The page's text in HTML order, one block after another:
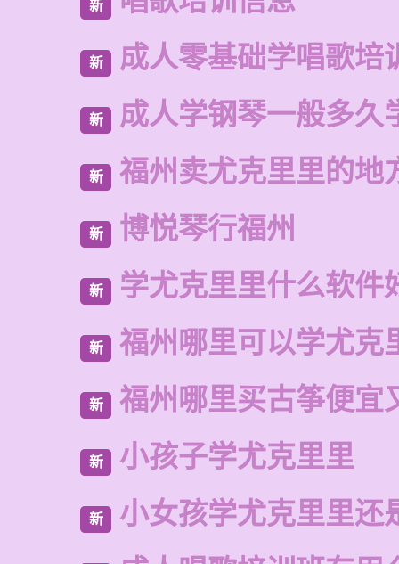
新
新 成人零基础学唱歌培
新 成人学钢琴一般多久
新 福州卖尤克里里的地
新 博悦琴行福州
新 学尤克里里什么软件
新 福州哪里可以学尤克
新 福州哪里买古筝便宜
新 小孩子学尤克里里
新 小女孩学尤克里里还